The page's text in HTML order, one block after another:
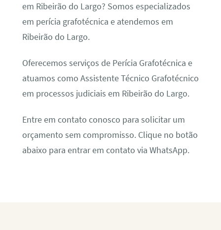
em Ribeirão do Largo? Somos especializados
em perícia grafotécnica e atendemos em
Ribeirão do Largo.
Oferecemos serviços de Perícia Grafotécnica e
atuamos como Assistente Técnico Grafotécnico
em processos judiciais em Ribeirão do Largo.
Entre em contato conosco para solicitar um
orçamento sem compromisso. Clique no botão
abaixo para entrar em contato via WhatsApp.